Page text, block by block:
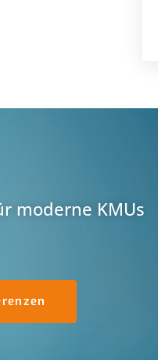
moderne KMUs